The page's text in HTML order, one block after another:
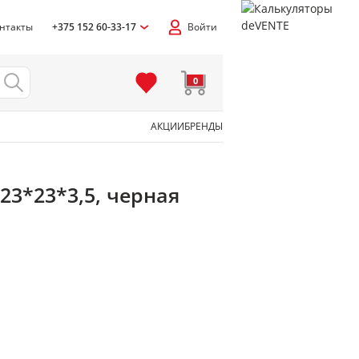
+375 152 60-33-17 Войти
0
АКЦИИБРЕНДЫ
черная